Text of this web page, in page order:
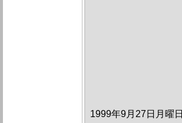
1999年9月27日月曜日